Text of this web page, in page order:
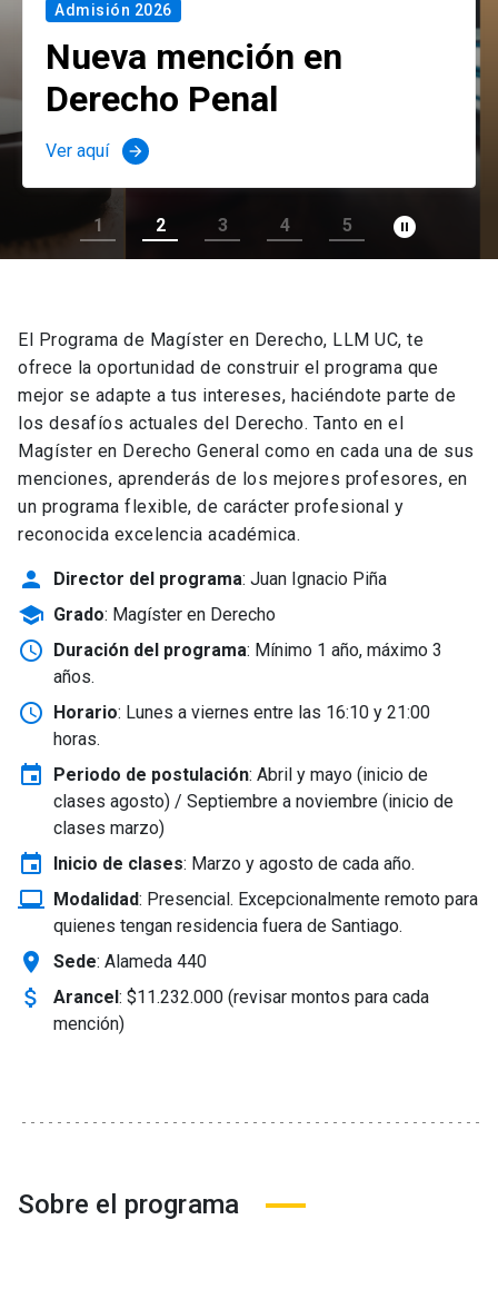
Admisión 2026
Nueva mención en
Derecho Penal
Ver aquí arrow_forward
1 2 3 4 5 pause_circle_filled
El Programa de Magíster en Derecho, LLM UC, te
ofrece la oportunidad de construir el programa que
mejor se adapte a tus intereses, haciéndote parte de
los desafíos actuales del Derecho. Tanto en el
Magíster en Derecho General como en cada una de sus
menciones, aprenderás de los mejores profesores, en
un programa flexible, de carácter profesional y
reconocida excelencia académica.
person Director del programa: Juan Ignacio Piña
school Grado: Magíster en Derecho
schedule Duración del programa: Mínimo 1 año, máximo 3
años.
schedule Horario: Lunes a viernes entre las 16:10 y 21:00
horas.
event Periodo de postulación: Abril y mayo (inicio de
clases agosto) / Septiembre a noviembre (inicio de
clases marzo)
event Inicio de clases: Marzo y agosto de cada año.
laptop_windows Modalidad: Presencial. Excepcionalmente remoto para
quienes tengan residencia fuera de Santiago.
location_on Sede: Alameda 440
attach_money Arancel: $11.232.000 (revisar montos para cada
mención)
Sobre el programa